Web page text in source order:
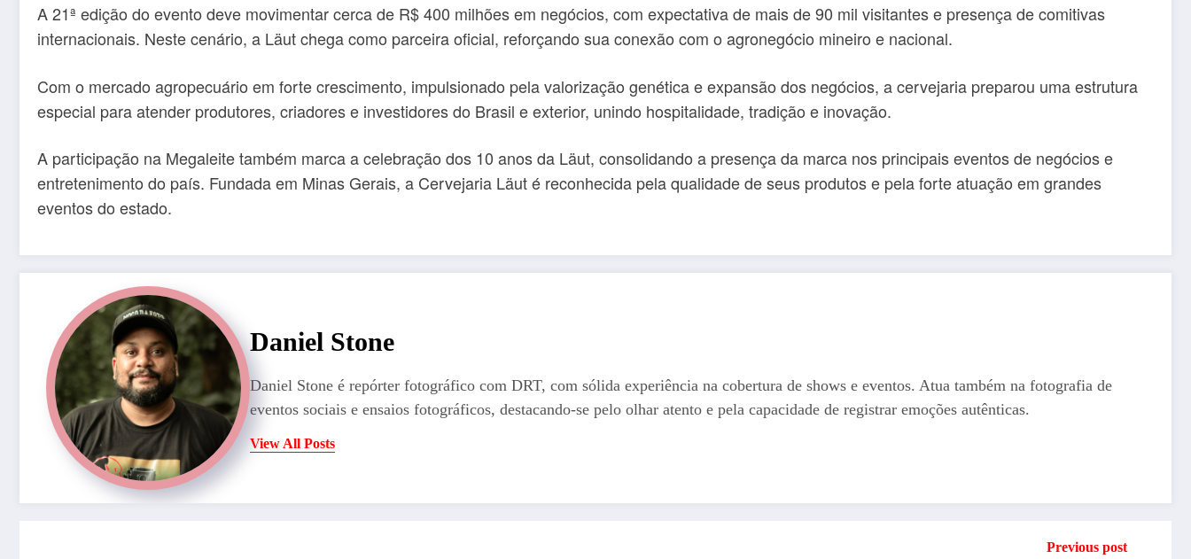
A 21ª edição do evento deve movimentar cerca de R$ 400 milhões em negócios, com expectativa de mais de 90 mil visitantes e presença de comitivas
internacionais. Neste cenário, a Läut chega como parceira oficial, reforçando sua conexão com o agronegócio mineiro e nacional.
Com o mercado agropecuário em forte crescimento, impulsionado pela valorização genética e expansão dos negócios, a cervejaria preparou uma estrutura
especial para atender produtores, criadores e investidores do Brasil e exterior, unindo hospitalidade, tradição e inovação.
A participação na Megaleite também marca a celebração dos 10 anos da Läut, consolidando a presença da marca nos principais eventos de negócios e
entretenimento do país. Fundada em Minas Gerais, a Cervejaria Läut é reconhecida pela qualidade de seus produtos e pela forte atuação em grandes
eventos do estado.
Daniel Stone
Daniel Stone é repórter fotográfico com DRT, com sólida experiência na cobertura de shows e eventos. Atua também na fotografia de
eventos sociais e ensaios fotográficos, destacando-se pelo olhar atento e pela capacidade de registrar emoções autênticas.
View All Posts
Previous post